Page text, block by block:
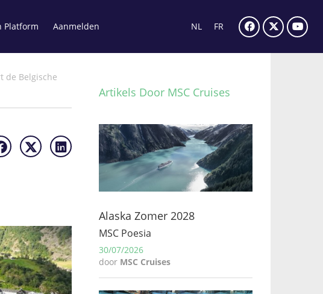
Platform Aanmelden NL FR
de Belgische
Artikels Door MSC Cruises
Alaska Zomer 2028
MSC Poesia
30/07/2026
door MSC Cruises